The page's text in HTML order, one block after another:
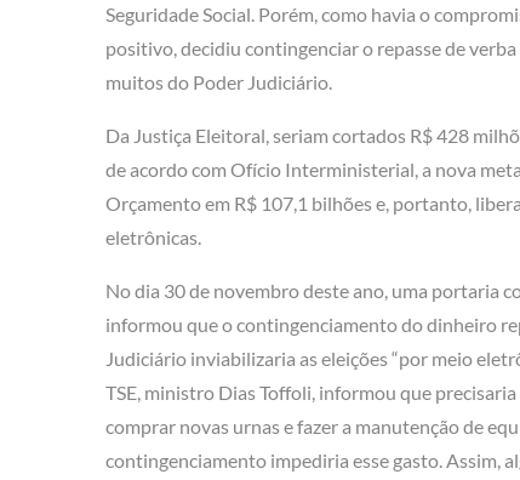
Seguridade Social. Porém, como havia o
positivo, decidiu contingenciar o repasse de
muitos do Poder Judiciário.
Da Justiça Eleitoral, seriam cortados R$ 428
de acordo com Ofício Interministerial, a nova
Orçamento em R$ 107,1 bilhões e, portanto,
eletrônicas.
No dia 30 de novembro deste ano, uma portaria
informou que o contingenciamento do dinheiro
Judiciário inviabilizaria as eleições “por meio
TSE, ministro Dias Toffoli, informou que
comprar novas urnas e fazer a manutenção de
contingenciamento impediria esse gasto. Assim,